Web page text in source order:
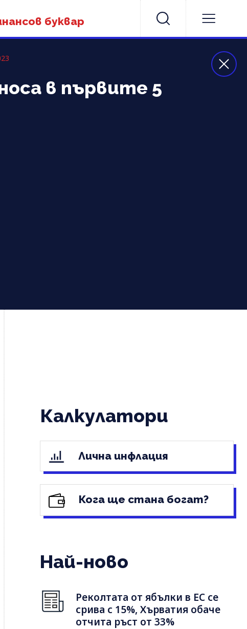
буквар
в първите 5
Калкулатори
Лична инфлация
Кога ще стана богат?
Най-ново
Реколтата от ябълки в ЕС се
срива с 15%, Хърватия обаче
отчита ръст от 33%